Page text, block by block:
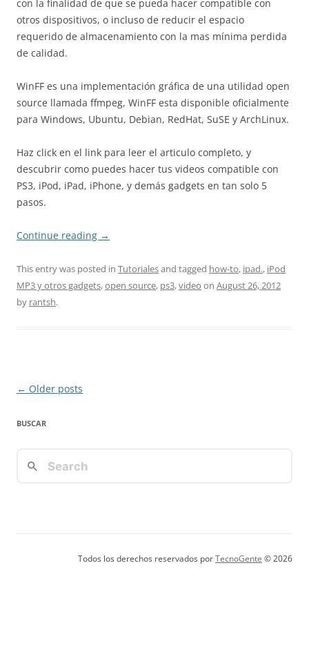
con la finalidad de que se pueda hacer compatible con
otros dispositivos, o incluso de reducir el espacio
requerido de almacenamiento con la mas mínima perdida
de calidad.
WinFF es una implementación gráfica de una utilidad open
source llamada ffmpeg, WinFF esta disponible oficialmente
para Windows, Ubuntu, Debian, RedHat, SuSE y ArchLinux.
Haz click en el link para leer el articulo completo, y
descubrir como puedes hacer tus videos compatible con
PS3, iPod, iPad, iPhone, y demás gadgets en tan solo 5
pasos.
Continue reading →
This entry was posted in Tutorialesand tagged how-to, ipad., iPod
MP3 y otros gadgets,open source, ps3,video on August 26, 2012
by rantsh.
Post
← Older posts
BUSCAR
Todos los derechos reservados porTecnoGente © 2026